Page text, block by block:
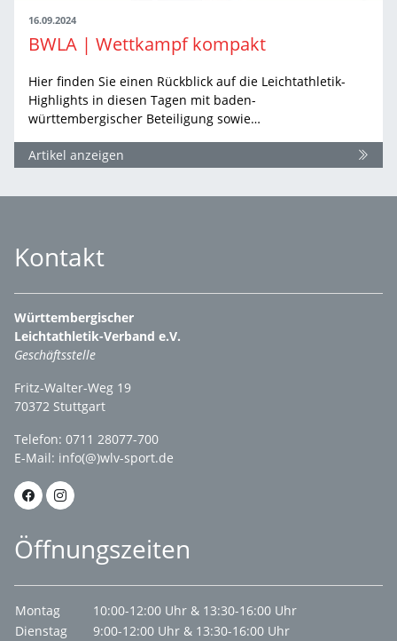
16.09.2024
BWLA | Wettkampf kompakt
Hier finden Sie einen Rückblick auf die Leichtathletik-
Highlights in diesen Tagen mit baden-
württembergischer Beteiligung sowie…
Artikel anzeigen
Kontakt
Württembergischer
Leichtathletik-Verband e.V.
Geschäftsstelle
Fritz-Walter-Weg 19
70372 Stuttgart
Telefon: 0711 28077-700
E-Mail: info(@)wlv-sport.de
Öffnungszeiten
Montag
10:00-12:00 Uhr & 13:30-16:00 Uhr
Dienstag
9:00-12:00 Uhr & 13:30-16:00 Uhr